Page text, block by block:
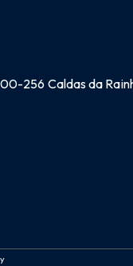
256 Caldas da